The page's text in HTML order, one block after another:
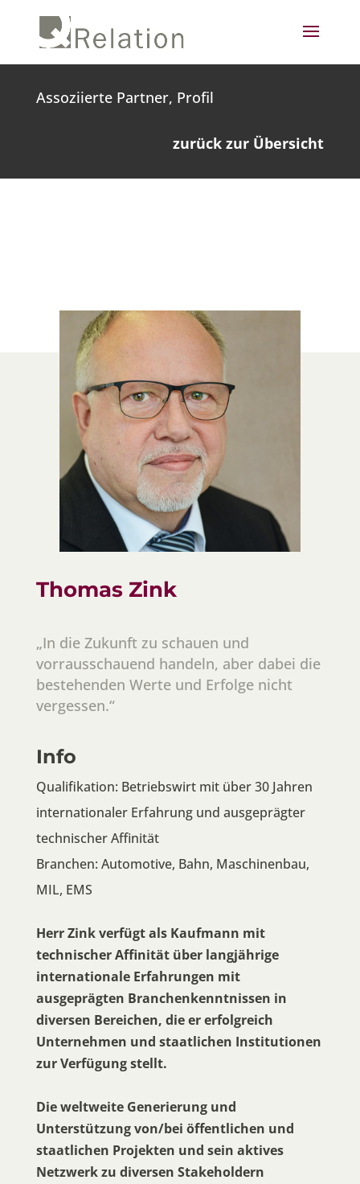
Assoziierte Partner, Profil
zurück zur Übersicht
Thomas Zink
„In die Zukunft zu schauen und
vorrausschauend handeln, aber dabei die
bestehenden Werte und Erfolge nicht
vergessen.“
Info
Qualifikation: Betriebswirt mit über 30 Jahren
internationaler Erfahrung und ausgeprägter
technischer Affinität
Branchen: Automotive, Bahn, Maschinenbau,
MIL, EMS
Herr Zink verfügt als Kaufmann mit
technischer Affinität über langjährige
internationale Erfahrungen mit
ausgeprägten Branchenkenntnissen in
diversen Bereichen, die er erfolgreich
Unternehmen und staatlichen Institutionen
zur Verfügung stellt.
Die weltweite Generierung und
Unterstützung von/bei öffentlichen und
staatlichen Projekten und sein aktives
Netzwerk zu diversen Stakeholdern